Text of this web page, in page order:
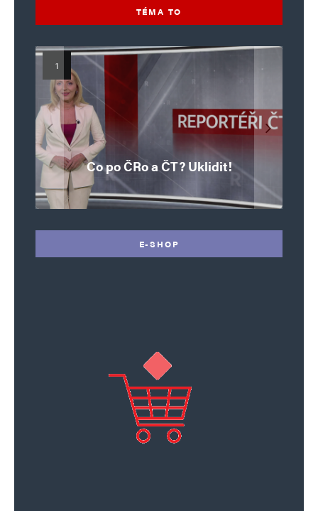
TÉMA TO
Co po ČRo a ČT? Uklidit!
Islamistický teror v EU, 6. díl:
Brutální poprava 85letého
katolického kněze Jacquese
Hamela
Islamistický teror v EU, 5. díl:
Krvavé oslavy pádu Bastily
v Nice
Mýty o Václavu Klausovi:
Pivo, jazz, hádky, loajalita
i humor. Jakl boří legendy
o bývalém prezidentovi
Vymíráme a politici lžou:
porodnost nezachrání
dotace, byty ani zkrácené
úvazky
Pim Fortuyn: Muž, který se
nestihl stát premiérem
E-SHOP